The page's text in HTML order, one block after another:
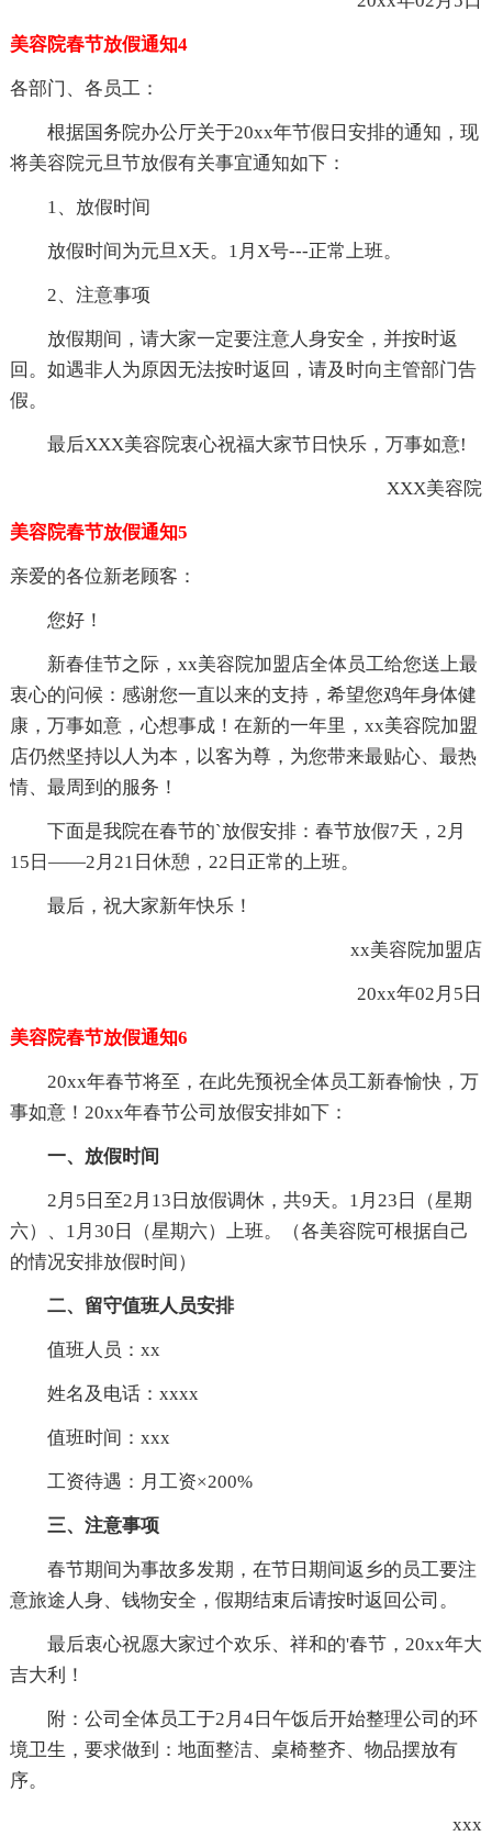
美容院春节放假通知4
各部门、各员工：
根据国务院办公厅关于20xx年节假日安排的通知，现
将美容院元旦节放假有关事宜通知如下：
1、放假时间
放假时间为元旦X天。1月X号---正常上班。
2、注意事项
放假期间，请大家一定要注意人身安全，并按时返
回。如遇非人为原因无法按时返回，请及时向主管部门告
假。
最后XXX美容院衷心祝福大家节日快乐，万事如意!
XXX美容院
美容院春节放假通知5
亲爱的各位新老顾客：
您好！
新春佳节之际，xx美容院加盟店全体员工给您送上最
衷心的问候：感谢您一直以来的支持，希望您鸡年身体健
康，万事如意，心想事成！在新的一年里，xx美容院加盟
店仍然坚持以人为本，以客为尊，为您带来最贴心、最热
情、最周到的服务！
下面是我院在春节的`放假安排：春节放假7天，2月
15日——2月21日休憩，22日正常的上班。
最后，祝大家新年快乐！
xx美容院加盟店
20xx年02月5日
美容院春节放假通知6
20xx年春节将至，在此先预祝全体员工新春愉快，万
事如意！20xx年春节公司放假安排如下：
一、放假时间
2月5日至2月13日放假调休，共9天。1月23日（星期
六）、1月30日（星期六）上班。（各美容院可根据自己
的情况安排放假时间）
二、留守值班人员安排
值班人员：xx
姓名及电话：xxxx
值班时间：xxx
工资待遇：月工资×200%
三、注意事项
春节期间为事故多发期，在节日期间返乡的员工要注
意旅途人身、钱物安全，假期结束后请按时返回公司。
最后衷心祝愿大家过个欢乐、祥和的'春节，20xx年大
吉大利！
附：公司全体员工于2月4日午饭后开始整理公司的环
境卫生，要求做到：地面整洁、桌椅整齐、物品摆放有
序。
xxx